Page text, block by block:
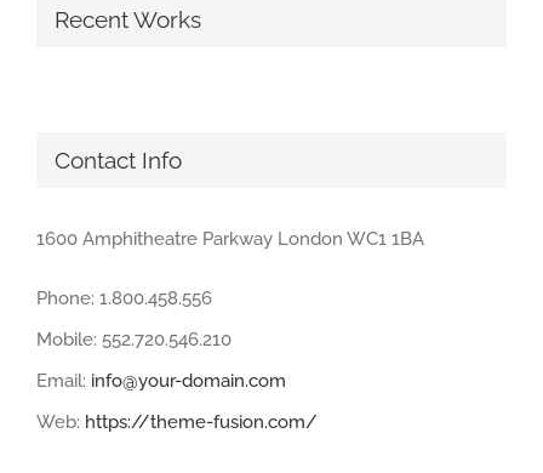
Recent Works
Contact Info
1600 Amphitheatre Parkway London WC1 1BA
Phone: 1.800.458.556
Mobile: 552.720.546.210
Email: info@your-domain.com
Web: https://theme-fusion.com/